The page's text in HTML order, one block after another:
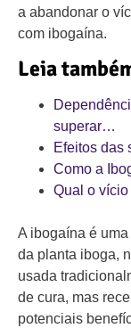
a abandonar o
com ibogaína.
Leia
superar…
Efeitos das
Como a
Qual o
A ibogaína é
da planta iboga,
usada
de cura, mas
potenciais